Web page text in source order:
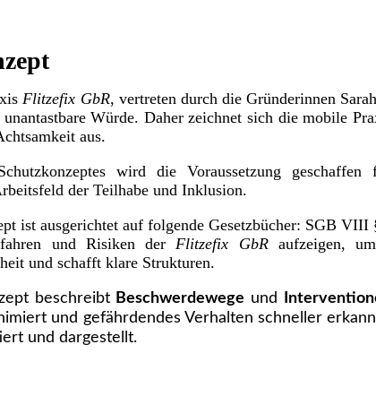
Flitzefix GbR, vertreten durch die Gründerinnen
Würde. Daher zeichnet sich die mobile
aus.
wird die Voraussetzung
der Teilhabe und Inklusion.
ist ausgerichtet auf folgende Gesetzbücher: SGB
und Risiken derFlitzefix GbRaufzeigen,
und schafft klare Strukturen.
beschreibt Beschwerdewege und
und gefährdendes Verhalten schneller
und dargestellt.